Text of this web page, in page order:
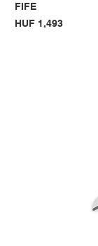
FIFE
Price
HUF 1,493